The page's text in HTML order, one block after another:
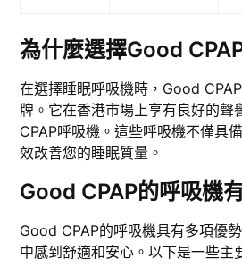
為什麼選擇Good
在選擇睡眠呼吸機時，Good
牌。它在香港市場上享有良好的聲
CPAP呼吸機。這些呼吸機不僅具
效改善您的睡眠質量。
Good CPAP的呼吸機
Good CPAP的呼吸機具有多項優
中感到舒適和安心。以下是一些主